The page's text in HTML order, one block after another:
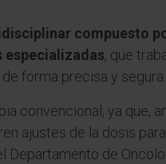
compuesto
, que
forma precisa y
convencional, ya que,
ajustes de la dosis
Departamento de